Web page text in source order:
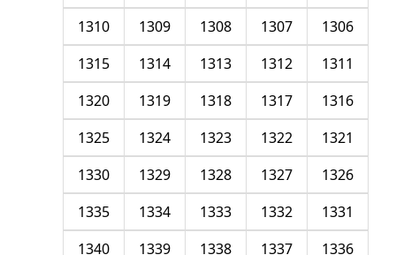
1306
1307
1308
1309
1310
1311
1312
1313
1314
1315
1316
1317
1318
1319
1320
1321
1322
1323
1324
1325
1326
1327
1328
1329
1330
1331
1332
1333
1334
1335
1336
1337
1338
1339
1340